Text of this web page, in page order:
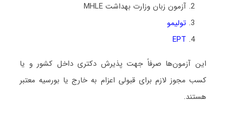
آزمون زبان وزارت بهداشت MHLE
تولیمو
EPT
این آزمون‌ها صرفاً جهت پذیرش دکتری داخل کشور و یا
کسب مجوز لازم برای قبولی اعزام به خارج یا بورسیه معتبر
هستند.